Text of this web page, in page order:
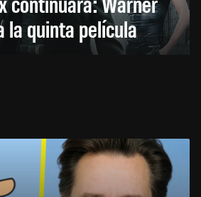
la quinta película